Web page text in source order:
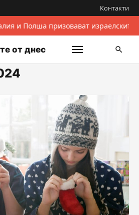
Контакти
и Полша призовават израелските
от днес